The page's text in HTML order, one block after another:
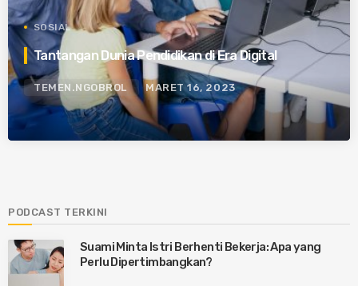
SOSIAL
Tantangan Dunia Pendidikan di Era Digital
TEMEN.NGOBROL MARET 16, 2023
PODCAST TERKINI
Suami Minta Istri Berhenti Bekerja: Apa yang
Perlu Dipertimbangkan?